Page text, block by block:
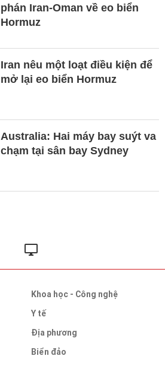
phán Iran-Oman về eo biển
Hormuz
Iran nêu một loạt điều kiện để
mở lại eo biển Hormuz
Australia: Hai máy bay suýt va
chạm tại sân bay Sydney
Khoa học - Công nghệ
Y tế
Địa phương
Biển đảo